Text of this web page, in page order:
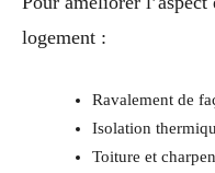
logement :
Ravalement de
Isolation
Toiture et